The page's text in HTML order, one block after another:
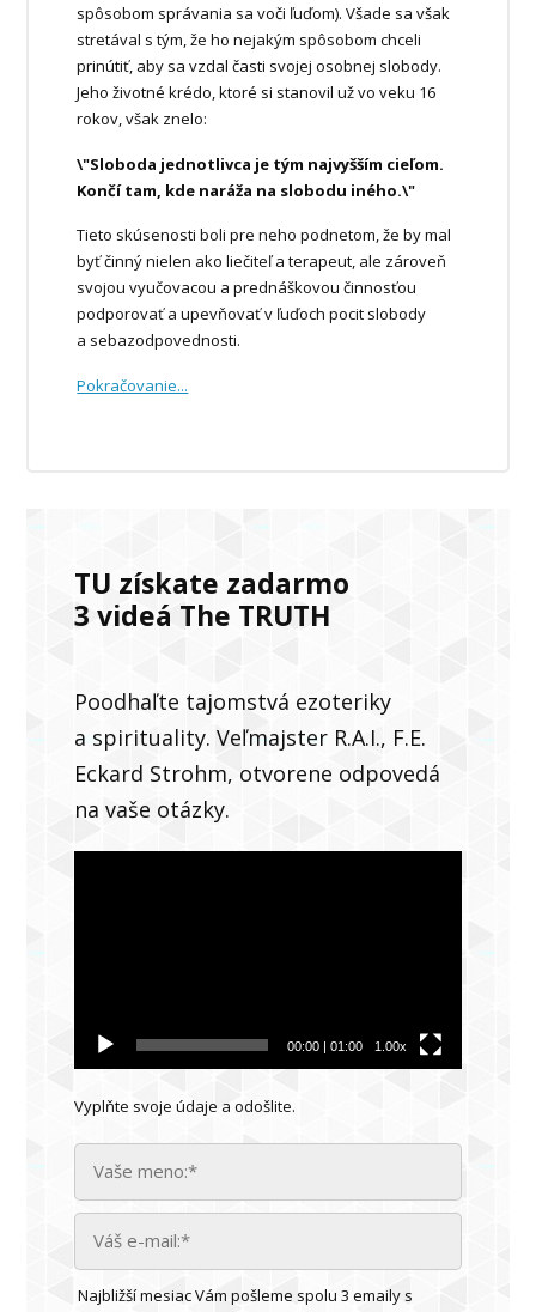
spôsobom správania sa voči ľuďom). Všade sa však
stretával s tým, že ho nejakým spôsobom chceli
prinútiť, aby sa vzdal časti svojej osobnej slobody.
Jeho životné krédo, ktoré si stanovil už vo veku 16
rokov, však znelo:
\"Sloboda jednotlivca je tým najvyšším cieľom.
Končí tam, kde naráža na slobodu iného.\"
Tieto skúsenosti boli pre neho podnetom, že by mal
byť činný nielen ako liečiteľ a terapeut, ale zároveň
svojou vyučovacou a prednáškovou činnosťou
podporovať a upevňovať v ľuďoch pocit slobody
a sebazodpovednosti.
Pokračovanie...
TU získate zadarmo
3 videá The TRUTH
Poodhaľte tajomstvá ezoteriky
a spirituality. Veľmajster R.A.I., F.E.
Eckard Strohm, otvorene odpovedá
na vaše otázky.
00:00| 01:00 1.00x
Vyplňte svoje údaje a odošlite.
Najbližší mesiac Vám pošleme spolu 3 emaily s